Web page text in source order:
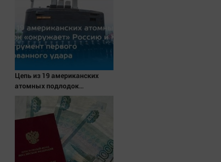
Цепь из 19 американских
атомных подлодок
«окружает» Россию и Китай:
это инструмент первого
массированного удара